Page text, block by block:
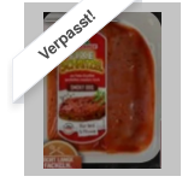
Verpasst!